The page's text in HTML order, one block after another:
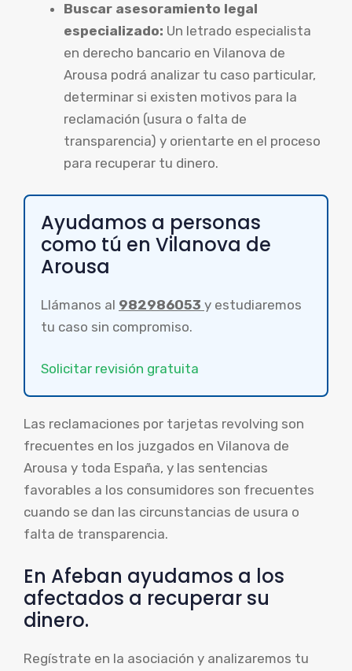
Buscar asesoramiento legal
especializado: Un letrado especialista
en derecho bancario en Vilanova de
Arousa podrá analizar tu caso particular,
determinar si existen motivos para la
reclamación (usura o falta de
transparencia) y orientarte en el proceso
para recuperar tu dinero.
Ayudamos a personas
como tú en Vilanova de
Arousa
Llámanos al 982986053 y estudiaremos
tu caso sin compromiso.
Solicitar revisión gratuita
Las reclamaciones por tarjetas revolving son
frecuentes en los juzgados en Vilanova de
Arousa y toda España, y las sentencias
favorables a los consumidores son frecuentes
cuando se dan las circunstancias de usura o
falta de transparencia.
En Afeban ayudamos a los
afectados a recuperar su
dinero.
Regístrate en la asociación y analizaremos tu